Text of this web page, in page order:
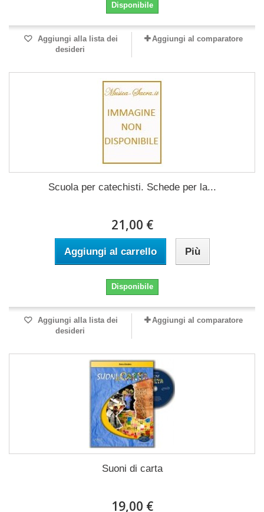
Disponibile
Aggiungi alla lista dei
desideri
Aggiungi al comparatore
Scuola per catechisti. Schede per la...
21,00 €
Aggiungi al carrello Più
Disponibile
Aggiungi alla lista dei
desideri
Aggiungi al comparatore
Suoni di carta
19,00 €